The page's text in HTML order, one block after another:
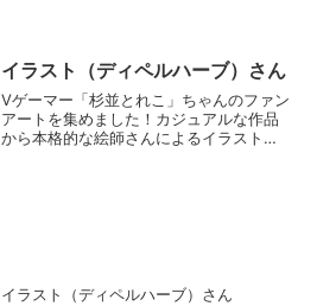
イラスト（ディペルハーブ）さん
Vゲーマー「杉並とれこ」ちゃんのファン
アートを集めました！カジュアルな作品
から本格的な絵師さんによるイラストま
イラスト（ディペルハーブ）さん